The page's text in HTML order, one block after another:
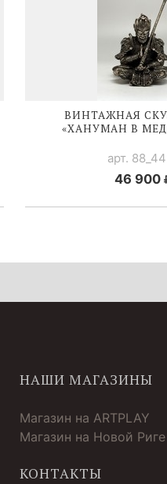
ВИНТАЖНАЯ
«ХАНУМАН В
арт.
46 900
НАШИ МАГАЗИНЫ
Магазин на ARTPLAY
Магазин на Новой
КОНТАКТЫ